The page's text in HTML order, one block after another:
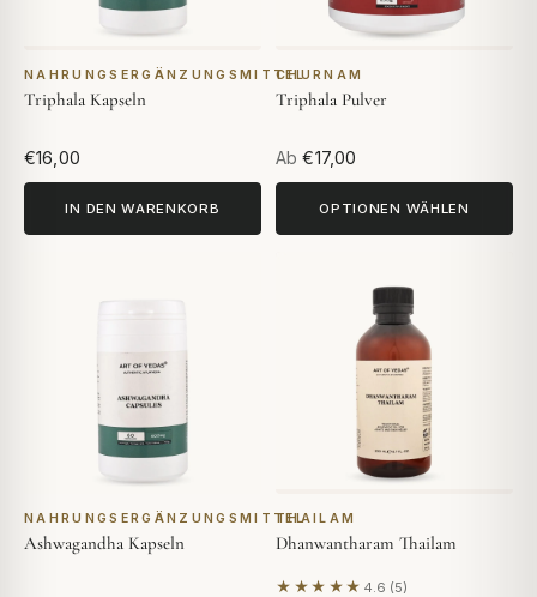
NAHRUNGSERGÄNZUNGSMITTEL
Triphala Kapseln
€16,00
IN DEN WARENKORB
CHURNAM
Triphala Pulver
Ab €17,00
OPTIONEN WÄHLEN
NAHRUNGSERGÄNZUNGSMITTEL
Ashwagandha Kapseln
THAILAM
Dhanwantharam Thailam
★★★★★ 4.6 (5)